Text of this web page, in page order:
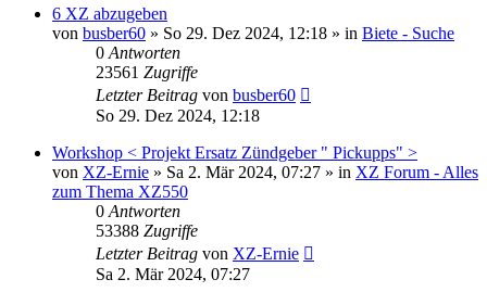
6 XZ abzugeben
von busber60 » So 29. Dez 2024, 12:18 » in Biete - Suche
0 Antworten
23561 Zugriffe
Letzter Beitrag von busber60
So 29. Dez 2024, 12:18
Workshop < Projekt Ersatz Zündgeber " Pickupps" >
von XZ-Ernie » Sa 2. Mär 2024, 07:27 » in XZ Forum - Alles
zum Thema XZ550
0 Antworten
53388 Zugriffe
Letzter Beitrag von XZ-Ernie
Sa 2. Mär 2024, 07:27